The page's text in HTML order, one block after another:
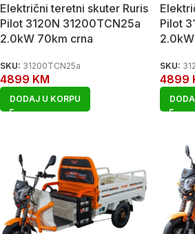
Električni teretni skuter Ruris
Pilot 3120N 31200TCN25a
2.0kW 70km crna
SKU: 31200TCN25a
4899 KM
DODAJ U KORPU
Pilot
SKU:
4899